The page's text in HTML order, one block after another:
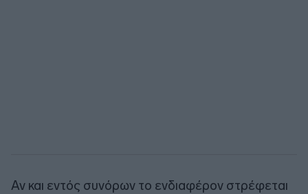
Αν και εντός συνόρων το ενδιαφέρον στρέφεται